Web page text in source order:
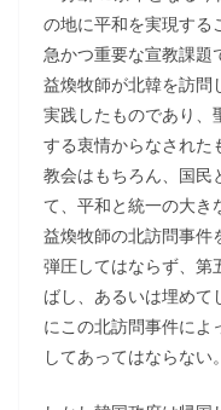
の地に平和を実現する
急かつ重要な宣教課題
益煥牧師が北韓を訪問
実践したものであり、
する衷情からなされた
教会はもちろん、国民
て、平和と統一の大き
益煥牧師の北訪問事件
弾圧してはならず、第
ばし、あるいは埋めて
にこの北訪問事件によ
してあってはならない